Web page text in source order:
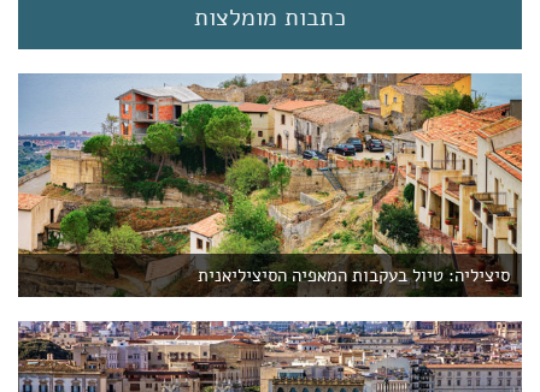
כתבות מומלצות
סיציליה: טיול בעקבות המאפיה הסיציליאנית